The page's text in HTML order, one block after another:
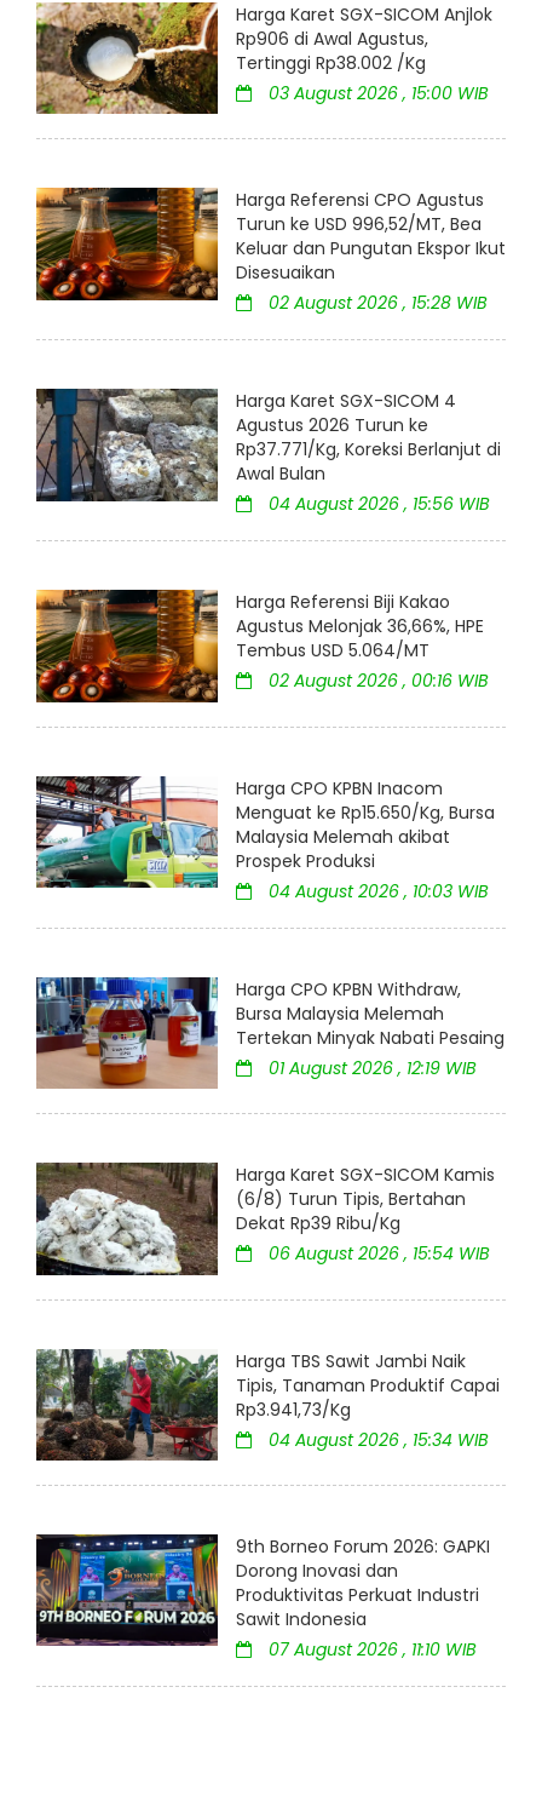
Harga Karet SGX-SICOM Anjlok
Rp906 di Awal Agustus,
Tertinggi Rp38.002 /Kg
03 August 2026 , 15:00 WIB
Harga Referensi CPO Agustus
Turun ke USD 996,52/MT, Bea
Keluar dan Pungutan Ekspor Ikut
Disesuaikan
02 August 2026 , 15:28 WIB
Harga Karet SGX-SICOM 4
Agustus 2026 Turun ke
Rp37.771/Kg, Koreksi Berlanjut di
Awal Bulan
04 August 2026 , 15:56 WIB
Harga Referensi Biji Kakao
Agustus Melonjak 36,66%, HPE
Tembus USD 5.064/MT
02 August 2026 , 00:16 WIB
Harga CPO KPBN Inacom
Menguat ke Rp15.650/Kg, Bursa
Malaysia Melemah akibat
Prospek Produksi
04 August 2026 , 10:03 WIB
Harga CPO KPBN Withdraw,
Bursa Malaysia Melemah
Tertekan Minyak Nabati Pesaing
01 August 2026 , 12:19 WIB
Harga Karet SGX-SICOM Kamis
(6/8) Turun Tipis, Bertahan
Dekat Rp39 Ribu/Kg
06 August 2026 , 15:54 WIB
Harga TBS Sawit Jambi Naik
Tipis, Tanaman Produktif Capai
Rp3.941,73/Kg
04 August 2026 , 15:34 WIB
9th Borneo Forum 2026: GAPKI
Dorong Inovasi dan
Produktivitas Perkuat Industri
Sawit Indonesia
07 August 2026 , 11:10 WIB